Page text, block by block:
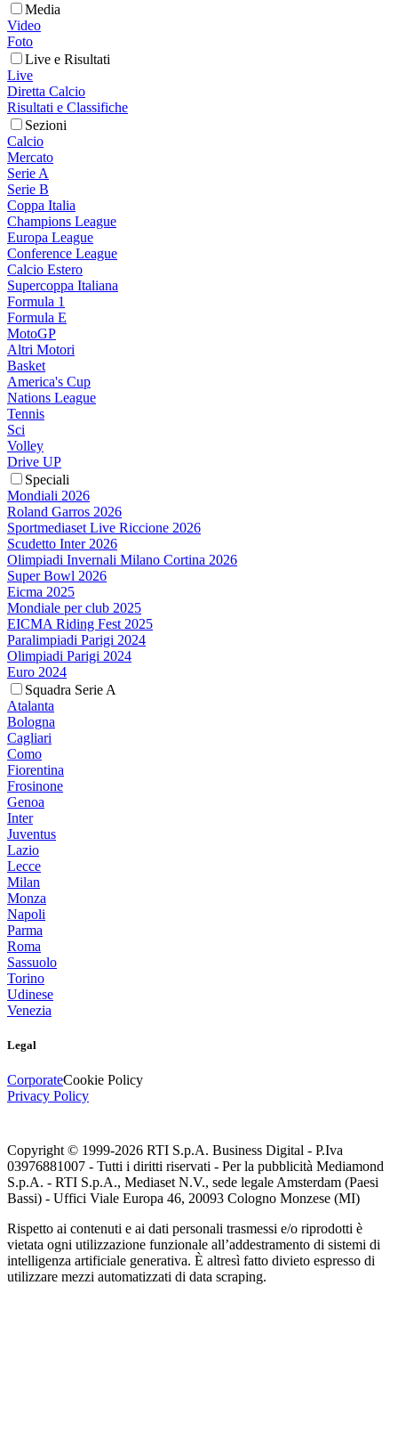
Media
Video
Foto
Live e Risultati
Live
Diretta Calcio
Risultati e Classifiche
Sezioni
Calcio
Mercato
Serie A
Serie B
Coppa Italia
Champions League
Europa League
Conference League
Calcio Estero
Supercoppa Italiana
Formula 1
Formula E
MotoGP
Altri Motori
Basket
America's Cup
Nations League
Tennis
Sci
Volley
Drive UP
Speciali
Mondiali 2026
Roland Garros 2026
Sportmediaset Live Riccione 2026
Scudetto Inter 2026
Olimpiadi Invernali Milano Cortina 2026
Super Bowl 2026
Eicma 2025
Mondiale per club 2025
EICMA Riding Fest 2025
Paralimpiadi Parigi 2024
Olimpiadi Parigi 2024
Euro 2024
Squadra Serie A
Atalanta
Bologna
Cagliari
Como
Fiorentina
Frosinone
Genoa
Inter
Juventus
Lazio
Lecce
Milan
Monza
Napoli
Parma
Roma
Sassuolo
Torino
Udinese
Venezia
Legal
CorporateCookie Policy
Privacy Policy
Copyright © 1999-2026 RTI S.p.A. Business Digital - P.Iva
03976881007 - Tutti i diritti riservati - Per la pubblicità Mediamond
S.p.A. - RTI S.p.A., Mediaset N.V., sede legale Amsterdam (Paesi
Bassi) - Uffici Viale Europa 46, 20093 Cologno Monzese (MI)
Rispetto ai contenuti e ai dati personali trasmessi e/o riprodotti è
vietata ogni utilizzazione funzionale all’addestramento di sistemi di
intelligenza artificiale generativa. È altresì fatto divieto espresso di
utilizzare mezzi automatizzati di data scraping.